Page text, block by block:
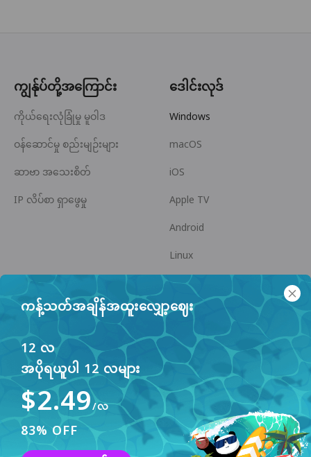
ကန့်သတ်အချိန်အထူးလျှော့ဈေး
12 လ
အပိုရယူပါ 12 လများ
$2.49/လ
83% OFF
ကျွန်ုပ်တို့အကြောင်း
ကိုယ်ရေးလုံခြုံမှု မူဝါဒ
ဝန်ဆောင်မှု စည်းမျဉ်းများ
ဆာဗာ အသေးစိတ်
IP လိပ်စာ ရှာဖွေမှု
ဒေါင်းလုဒ်
Windows
macOS
iOS
Apple TV
Android
Linux
Android TV
အကူအညီ စင်တာ
panda7x24@gmail.com
ပြဿနာများ
ပူးပေါင်းဆောင်ရွက်မှု
မိတ်ဖက်ဖြစ်ပါ
ငွေပေးချေမှု နည်းလမ်း
ဤဝဘ်ဆိုက်သည် အသုံးပြုသူ အတွေ့အကြုံ မြှင့်တင်ရန်
cookies များကို အသုံးပြုသည်။ ပိုမို သိရှိရန်